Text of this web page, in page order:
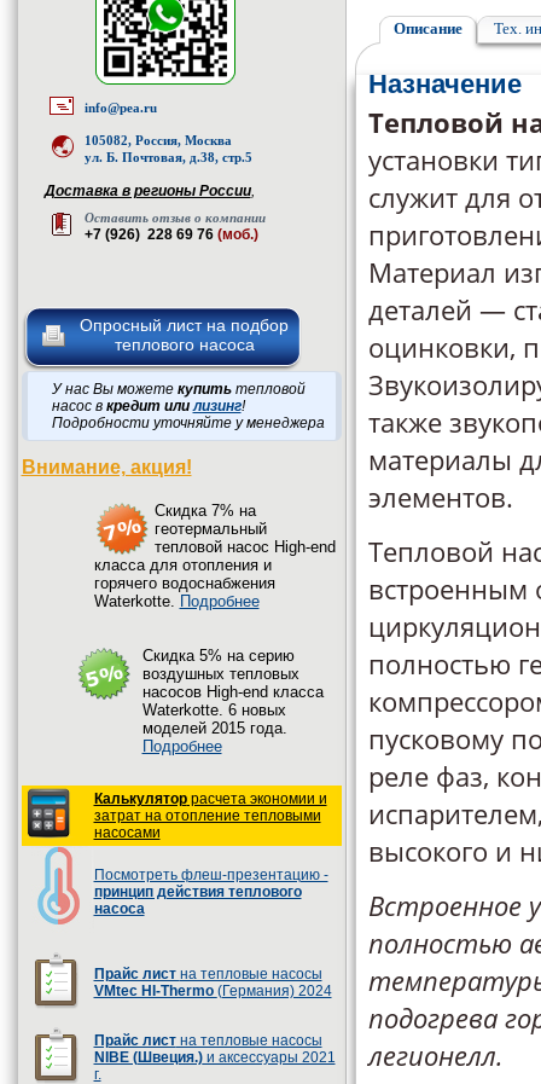
info@pea.ru
105082, Россия, Москва
ул. Б. Почтовая, д.38, стр.5
Доставка в регионы России,
Оставить отзыв о компании
+7 (926) 228 69 76 (моб.)
Опросный лист на подбор
теплового насоса
У нас Вы можете купитьтепловой
насос в кредит илилизинг!
Подробности уточняйте у менеджера
Внимание, акция!
Cкидка 7% на
геотермальный
тепловой насос High-end
класса для отопления и
горячего водоснабжения
Waterkotte. Подробнее
Cкидка 5% на серию
воздушных тепловых
насосов High-end класса
Waterkotte. 6 новых
моделей 2015 года.
Подробнее
Калькуляторрасчета экономии и
затрат на отопление тепловыми
насосами
Посмотреть флеш-презентацию -
принцип действия теплового
насоса
Прайс лист на тепловые насосы
VMtec HI-Thermo (Германия) 2024
Прайс листна тепловые насосы
NIBE (Швеция.)и аксессуары 2021
г.
Описание Тех.
Назначение
Тепловой
установки
служит для
Материал
деталей —
оцинковки,
также
материалы
элементов.
Тепловой
встроенным
полностью
пусковому
реле фаз,
высокого и
Встроенное
полностью
подогрева
легионелл.